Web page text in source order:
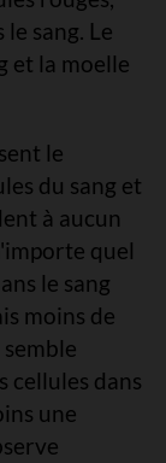
sang. Le
et la moelle
le
du sang et
à aucun
quel
le sang
moins de
cellules dans
une